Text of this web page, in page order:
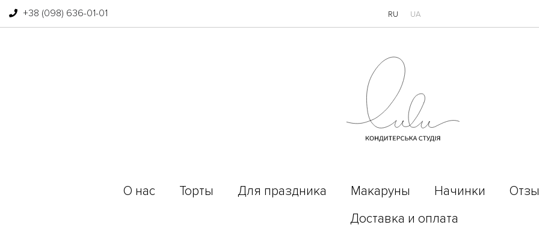
+38 (098) 636-01-01 RU UA
О нас Торты Для праздника Макаруны Начинки
Доставка и оплата